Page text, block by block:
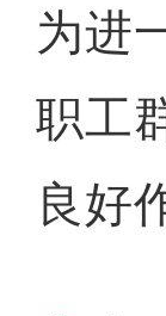
为进
职工
良好